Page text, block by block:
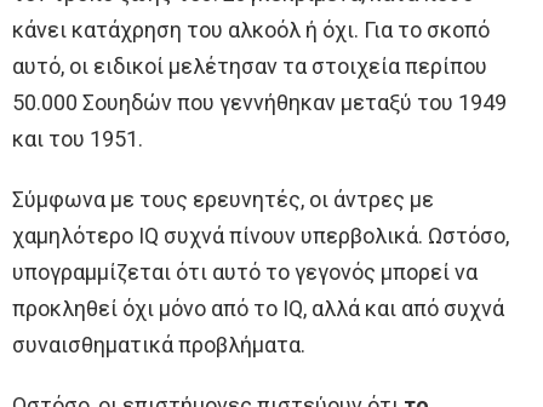
κάνει κατάχρηση του αλκοόλ ή όχι. Για το σκοπό
αυτό, οι ειδικοί μελέτησαν τα στοιχεία περίπου
50.000 Σουηδών που γεννήθηκαν μεταξύ του 1949
και του 1951.
Σύμφωνα με τους ερευνητές, οι άντρες με
χαμηλότερο IQ συχνά πίνουν υπερβολικά. Ωστόσο,
υπογραμμίζεται ότι αυτό το γεγονός μπορεί να
προκληθεί όχι μόνο από το IQ, αλλά και από συχνά
συναισθηματικά προβλήματα.